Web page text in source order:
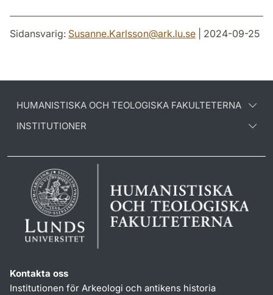
Sidansvarig: Susanne.Karlsson@ark.lu.se | 2024-09-25
HUMANISTISKA OCH TEOLOGISKA FAKULTETERNA
INSTITUTIONER
Kontakta oss
Institutionen för Arkeologi och antikens historia